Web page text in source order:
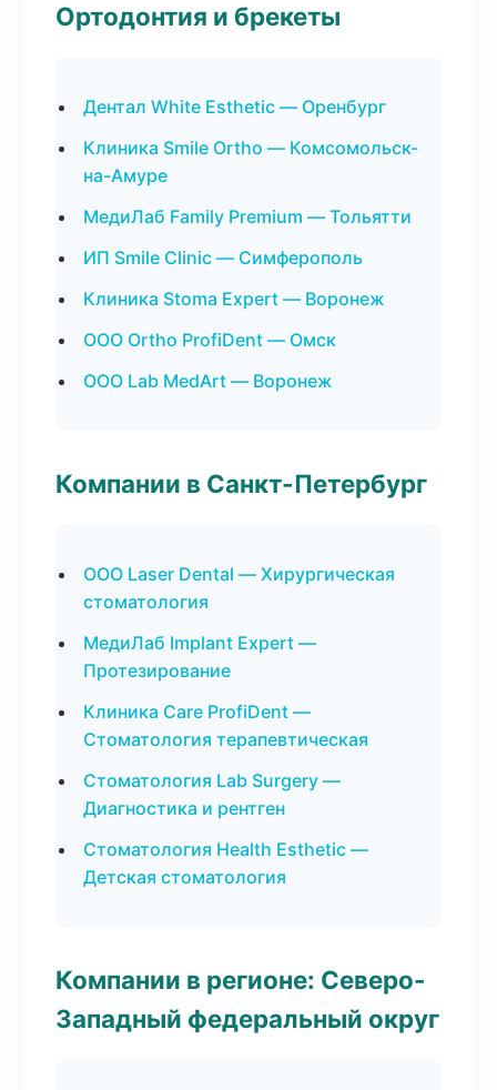
Ортодонтия и брекеты
Дентал White Esthetic — Оренбург
Клиника Smile Ortho — Комсомольск-
на-Амуре
МедиЛаб Family Premium — Тольятти
ИП Smile Clinic — Симферополь
Клиника Stoma Expert — Воронеж
ООО Ortho ProfiDent — Омск
ООО Lab MedArt — Воронеж
Компании в Санкт-Петербург
ООО Laser Dental — Хирургическая
стоматология
МедиЛаб Implant Expert —
Протезирование
Клиника Care ProfiDent —
Стоматология терапевтическая
Стоматология Lab Surgery —
Диагностика и рентген
Стоматология Health Esthetic —
Детская стоматология
Компании в регионе: Северо-
Западный федеральный округ